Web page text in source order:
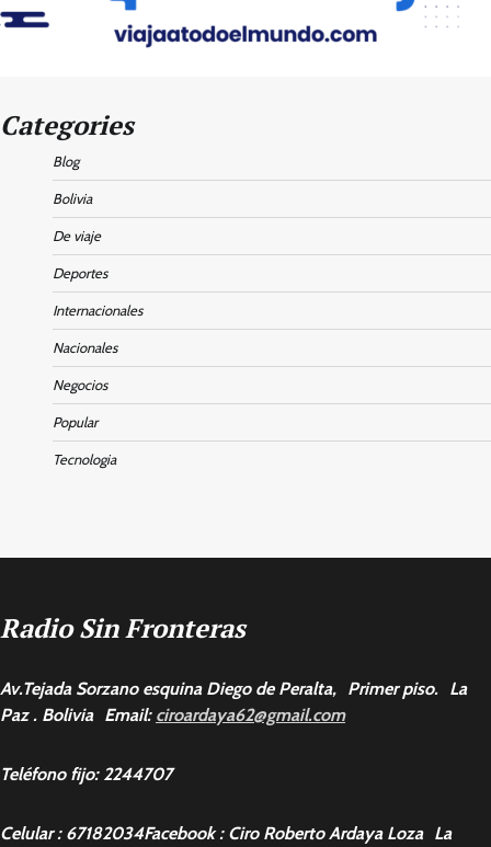
Categories
Blog
Bolivia
De viaje
Deportes
Internacionales
Nacionales
Negocios
Popular
Tecnologia
Radio Sin Fronteras
Av.Tejada Sorzano esquina Diego de Peralta, Primer piso. La
Paz . Bolivia Email: ciroardaya62@gmail.com
Teléfono fijo: 2244707
Celular : 67182034Facebook : Ciro Roberto Ardaya Loza La